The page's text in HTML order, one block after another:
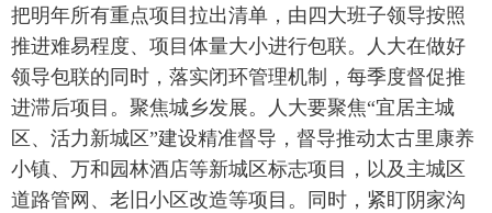
把明年所有重点项目拉出清单，由四大班子领导按照
推进难易程度、项目体量大小进行包联。人大在做好
领导包联的同时，落实闭环管理机制，每季度督促推
进滞后项目。聚焦城乡发展。人大要聚焦“宜居主城
区、活力新城区”建设精准督导，督导推动太古里康养
小镇、万和园林酒店等新城区标志项目，以及主城区
道路管网、老旧小区改造等项目。同时，紧盯阴家沟